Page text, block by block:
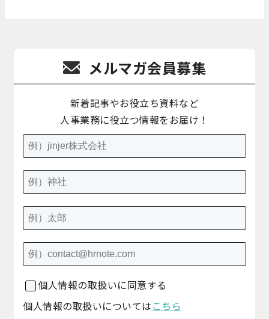
メルマガ会員募集
新着記事やお役立ち資料など
人事業務に役立つ情報をお届け！
個人情報の取扱いに同意する
個人情報の取扱いについては こちら